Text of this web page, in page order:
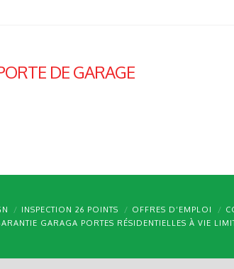
DE GARAGE
INSPECTION 26 POINTS OFFRES D’EMPLOI
GARAGA PORTES RÉSIDENTIELLES À VIE